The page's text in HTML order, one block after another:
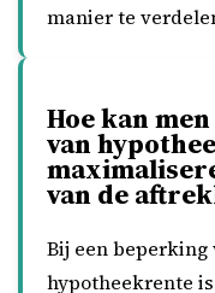
manier te
Hoe kan
van
van de
Bij een
hypotheekrente